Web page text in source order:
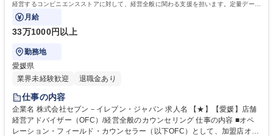
経営するコンビニエンスストアに対して、経営全般に関わる支援を担います。定量データ
に基づく運営支援業務をお任せします。
月給
33万1000円以上
勤務地
愛媛県
業界未経験歓迎
退職金あり
仕事の内容
企業名 株式会社セブン－イレブン・ジャパン 求人名 【★】【愛媛】店舗
経営アドバイザー（OFC）/経営全般のカウンセリング 仕事の内容 ■オペ
レーション・フィールド・カウンセラー（以下OFC）として、加盟店オー